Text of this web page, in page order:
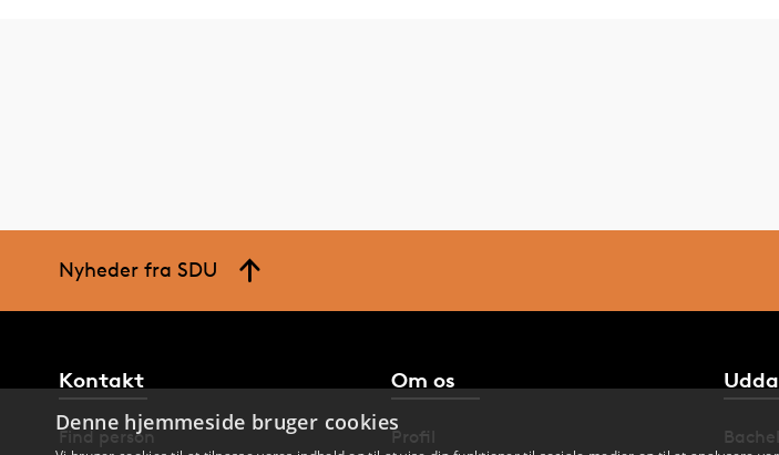
Nyheder fra SDU
Kontakt
Find person
Om os
Profil
Denne hjemmeside bruger cookies